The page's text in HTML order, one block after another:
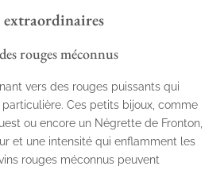
extraordinaires
rouges méconnus
vers des rouges puissants qui
Ces petits bijoux, comme
ou encore un Négrette de Fronton,
et une intensité qui enflamment les
rouges méconnus peuvent